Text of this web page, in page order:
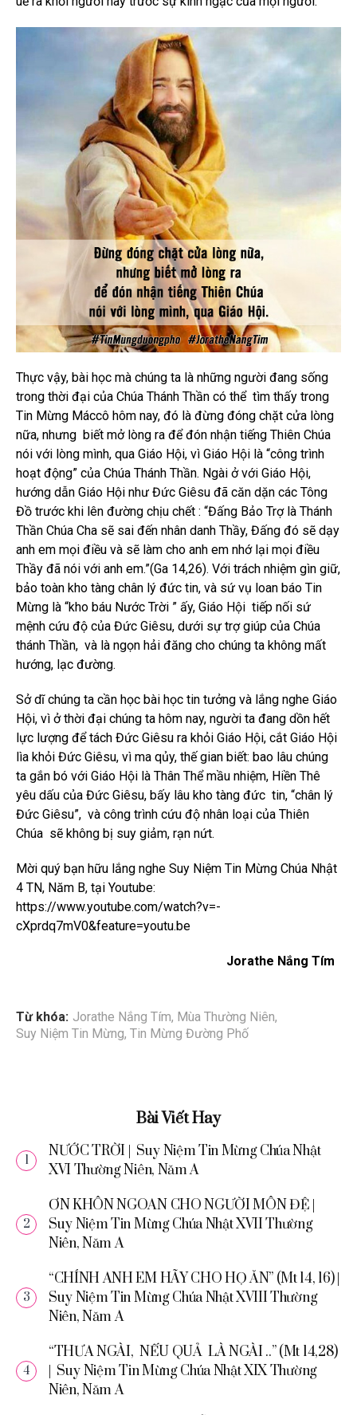
Thực vậy, bài học mà chúng ta là những người đang sống
trong thời đại của Chúa Thánh Thần có thể tìm thấy trong
Tin Mừng Máccô hôm nay, đó là đừng đóng chặt cửa lòng
nữa, nhưng biết mở lòng ra để đón nhận tiếng Thiên Chúa
nói với lòng mình, qua Giáo Hội, vì Giáo Hội là “công trình
hoạt động” của Chúa Thánh Thần. Ngài ở với Giáo Hội,
hướng dẫn Giáo Hội như Đức Giêsu đã căn dặn các Tông
Đồ trước khi lên đường chịu chết : “Đấng Bảo Trợ là Thánh
Thần Chúa Cha sẽ sai đến nhân danh Thầy, Đấng đó sẽ dạy
anh em mọi điều và sẽ làm cho anh em nhớ lại mọi điều
Thầy đã nói với anh em.”(Ga 14,26). Với trách nhiệm gìn giữ,
bảo toàn kho tàng chân lý đức tin, và sứ vụ loan báo Tin
Mừng là “kho báu Nước Trời ” ấy, Giáo Hội tiếp nối sứ
mệnh cứu độ của Đức Giêsu, dưới sự trợ giúp của Chúa
thánh Thần, và là ngọn hải đăng cho chúng ta không mất
hướng, lạc đường.
Sở dĩ chúng ta cần học bài học tin tưởng và lắng nghe Giáo
Hội, vì ở thời đại chúng ta hôm nay, người ta đang dồn hết
lực lượng để tách Đức Giêsu ra khỏi Giáo Hội, cắt Giáo Hội
lìa khỏi Đức Giêsu, vì ma qủy, thế gian biết: bao lâu chúng
ta gắn bó với Giáo Hội là Thân Thể mầu nhiệm, Hiền Thê
yêu dấu của Đức Giêsu, bấy lâu kho tàng đức tin, “chân lý
Đức Giêsu”, và công trình cứu độ nhân loại của Thiên
Chúa sẽ không bị suy giảm, rạn nứt.
Mời quý bạn hữu lắng nghe Suy Niệm Tin Mừng Chúa Nhật
4 TN, Năm B, tại Youtube:
https://www.youtube.com/watch?v=-
cXprdq7mV0&feature=youtu.be
Jorathe Nắng Tím
Từ khóa: Jorathe Nắng Tím, Mùa Thường Niên,
Suy Niệm Tin Mừng, Tin Mừng Đường Phố
Bài Viết Hay
NƯỚC TRỜI | Suy Niệm Tin Mừng Chúa Nhật
XVI Thường Niên, Năm A
ƠN KHÔN NGOAN CHO NGƯỜI MÔN ĐỆ |
Suy Niệm Tin Mừng Chúa Nhật XVII Thường
Niên, Năm A
“CHÍNH ANH EM HÃY CHO HỌ ĂN” (Mt 14, 16) |
Suy Niệm Tin Mừng Chúa Nhật XVIII Thường
Niên, Năm A
“THƯA NGÀI, NẾU QUẢ LÀ NGÀI ..” (Mt 14,28)
| Suy Niệm Tin Mừng Chúa Nhật XIX Thường
Niên, Năm A